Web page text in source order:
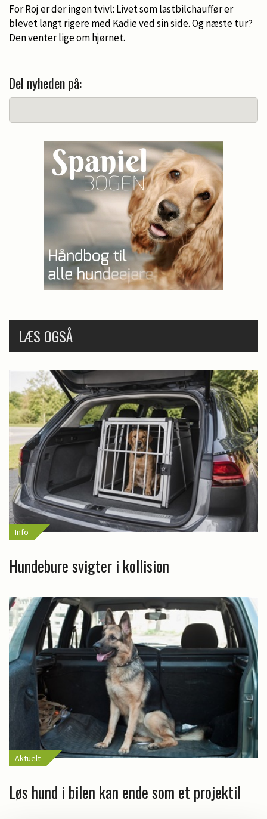
For Roj er der ingen tvivl: Livet som lastbilchauffør er
blevet langt rigere med Kadie ved sin side. Og næste tur?
Den venter lige om hjørnet.
Del nyheden på:
LÆS OGSÅ
Info
Hundebure svigter i kollision
Aktuelt
Løs hund i bilen kan ende som et projektil